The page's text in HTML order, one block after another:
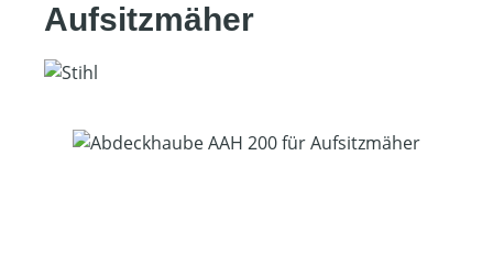
Aufsitzmäher
Bildergalerie überspringen